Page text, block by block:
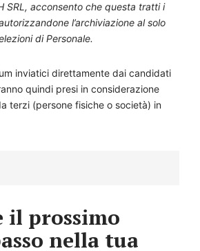
SRL, acconsento che questa tratti i
l’archiviazione al solo
di Personale.
inviatici direttamente dai candidati
quindi presi in considerazione
terzi (persone fisiche o società) in
il prossimo
nella tua